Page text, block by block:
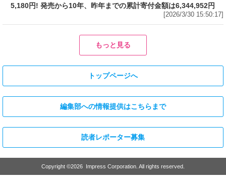
フード
川料理! 日清食品が「カップヌー
発売～具材は謎肉、キャベツ、チ
フード
自慢のそばが食べ放題! 和食麺処
サガミが「晦日そば」を明日31日
や薬味などもついて税込2,200円!
熱湯5分でふっくら白ご飯! カレーや納豆、牛丼の具も余裕で入って
お皿いらずの新提案! 「日清ふっくら釜炊き ごはん」が本日30日
(月)発売～常温で1年保存可能。電子レンジがないオフィスやアウ
トドアでも活用できる!
フード
ラフテーやソーキそば、サーターアンダギーなども含む80品以上が
食べ放題! 沖縄初の朝食ビュッフェも楽しめるロイヤルホスト「那